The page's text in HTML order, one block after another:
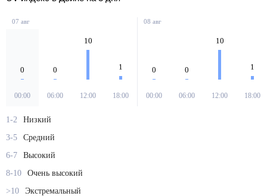
07 авг
0
00:00
0
06:00
10
12:00
1
18:00
08 авг
0
00:00
0
06:00
10
12:00
1
18:00
1-2
Низкий
3-5
Средний
6-7
Высокий
8-10
Очень высокий
>10
Экстремальный